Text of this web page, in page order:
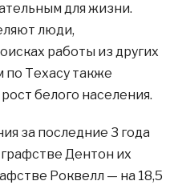
для жизни.
люди,
работы из других
по Техасу также
белого населения.
за последние 3 года
Дентон их
Роквелл — на 18,5